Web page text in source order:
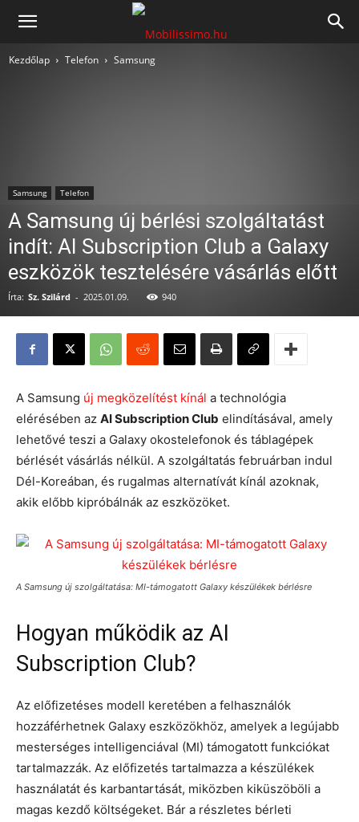
Mobilissimo.hu
Kezdőlap Telefon Samsung
Samsung Telefon
A Samsung új bérlési szolgáltatást
indít: AI Subscription Club a Galaxy
eszközök tesztelésére vásárlás előtt
Írta: Sz. Szilárd - 2025.01.09. 940
A Samsung új megközelítést kínál a technológia
elérésében az AI Subscription Club elindításával, amely
lehetővé teszi a Galaxy okostelefonok és táblagépek
bérlését vásárlás nélkül. A szolgáltatás februárban indul
Dél-Koreában, és rugalmas alternatívát kínál azoknak,
akik előbb kipróbálnák az eszközöket.
A Samsung új szolgáltatása: MI-támogatott Galaxy készülékek bérlésre
Hogyan működik az AI
Subscription Club?
Az előfizetéses modell keretében a felhasználók
hozzáférhetnek Galaxy eszközökhöz, amelyek a legújabb
mesterséges intelligenciával (MI) támogatott funkciókat
tartalmazzák. Az előfizetés tartalmazza a készülékek
használatát és karbantartását, miközben kiküszöböli a
magas kezdő költségeket. Bár a részletes bérleti